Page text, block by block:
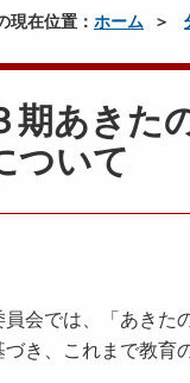
現在位置： ホーム
期あきた
ついて
会では、「あきた
き、これまで教育